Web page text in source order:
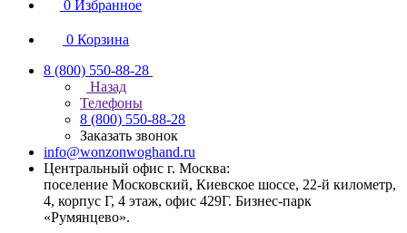
0 Избранное
0 Корзина
8 (800) 550-88-28
Назад
Телефоны
8 (800) 550-88-28
Заказать звонок
info@wonzonwoghand.ru
Центральный офис г. Москва:
поселение Московский, Киевское шоссе, 22-й километр,
4, корпус Г, 4 этаж, офис 429Г. Бизнес-парк
«Румянцево».